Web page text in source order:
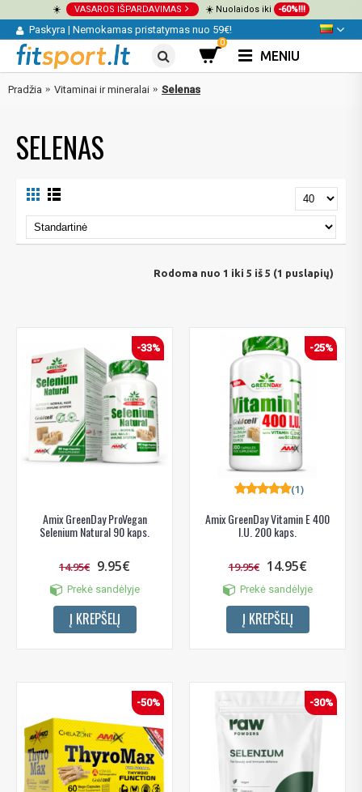
☀️ VASAROS IŠPARDAVIMAS ☀️ Nuolaidos iki -60%!!!
Paskyra | Nemokamas pristatymas nuo 59€!
0
MENIU
Pradžia Vitaminai ir mineralai Selenas
SELENAS
Rodoma nuo 1 iki 5 iš 5 (1 puslapių)
-33%
Amix GreenDay ProVegan
Selenium Natural 90 kaps.
14.95€ 9.95€
Prekė sandėlyje
Į KREPŠELĮ
-25%
Amix GreenDay Vitamin E 400
I.U. 200 kaps.
(1)
19.95€ 14.95€
Prekė sandėlyje
Į KREPŠELĮ
-50% -30%